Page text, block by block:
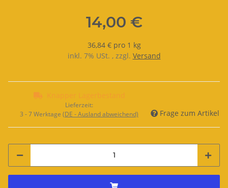
14,00 €
36,84 € pro 1 kg
inkl. 7% USt. , zzgl. Versand
Knapper Lagerbestand
Lieferzeit:
3 - 7 Werktage (DE - Ausland abweichend) Frage zum Artikel